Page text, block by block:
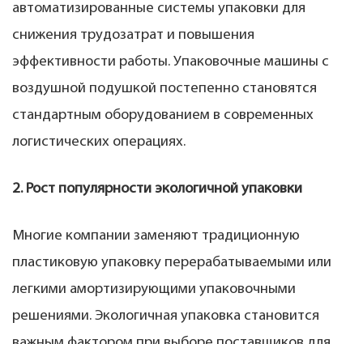
автоматизированные системы упаковки для
снижения трудозатрат и повышения
эффективности работы. Упаковочные машины с
воздушной подушкой постепенно становятся
стандартным оборудованием в современных
логистических операциях.
2. Рост популярности экологичной упаковки
Многие компании заменяют традиционную
пластиковую упаковку перерабатываемыми или
легкими амортизирующими упаковочными
решениями. Экологичная упаковка становится